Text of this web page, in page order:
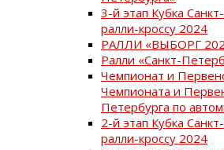
3-й этап Кубка
ралли-кроссу 2024
РАЛЛИ «ВЫБОРГ
Ралли «Санкт-
Чемпионат и
Чемпионата и
Петербурга по
2-й этап Кубка
ралли-кроссу 2024